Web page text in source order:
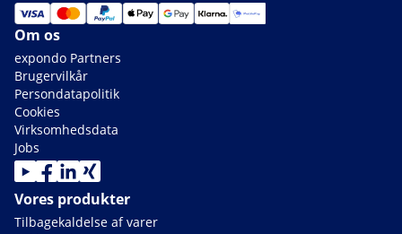
Om os
expondo Partners
Brugervilkår
Persondatapolitik
Cookies
Virksomhedsdata
Jobs
Vores produkter
Tilbagekaldelse af varer